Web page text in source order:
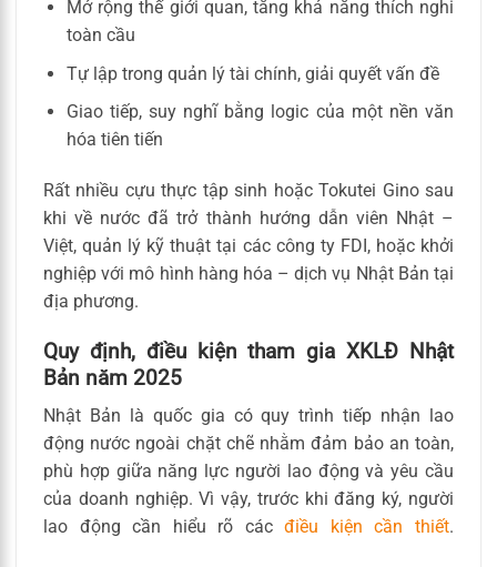
Mở rộng thế giới quan, tăng khả năng thích nghi
toàn cầu
Tự lập trong quản lý tài chính, giải quyết vấn đề
Giao tiếp, suy nghĩ bằng logic của một nền văn
hóa tiên tiến
Rất nhiều cựu thực tập sinh hoặc Tokutei Gino sau
khi về nước đã trở thành hướng dẫn viên Nhật –
Việt, quản lý kỹ thuật tại các công ty FDI, hoặc khởi
nghiệp với mô hình hàng hóa – dịch vụ Nhật Bản tại
địa phương.
Quy định, điều kiện tham gia XKLĐ Nhật
Bản năm 2025
Nhật Bản là quốc gia có quy trình tiếp nhận lao
động nước ngoài chặt chẽ nhằm đảm bảo an toàn,
phù hợp giữa năng lực người lao động và yêu cầu
của doanh nghiệp. Vì vậy, trước khi đăng ký, người
lao động cần hiểu rõ cácđiều kiện cần thiết.